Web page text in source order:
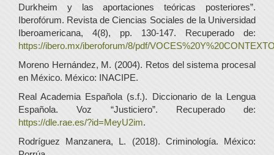
Durkheim y las aportaciones teóricas posteriores”.
Iberofórum. Revista de Ciencias Sociales de la Universidad
Iberoamericana, 4(8), pp. 130-147. Recuperado de:
https://ibero.mx/iberoforum/8/pdf/
Moreno Hernández, M. (2004). Retos del sistema procesal
en México. México: INACIPE.
Real Academia Española (s.f.). Diccionario de la Lengua
Española. Voz “Justiciero”. Recuperado de:
https://dle.rae.es/?id=MeyU2im.
Rodríguez Manzanera, L. (2018). Criminología. México: